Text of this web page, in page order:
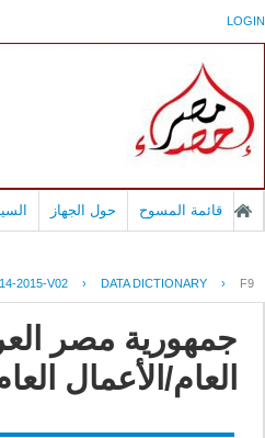
LOGIN
قائمة المسوح حول الجهاز
2015-V02 › DATA DICTIONARY › F9
جمهورية مصر
العام/الأعمال العام عام